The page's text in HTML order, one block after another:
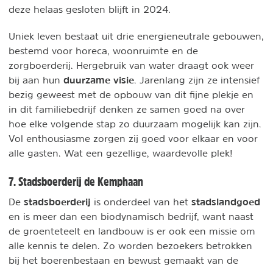
deze helaas gesloten blijft in 2024.
Uniek leven bestaat uit drie energieneutrale gebouwen,
bestemd voor horeca, woonruimte en de
zorgboerderij. Hergebruik van water draagt ook weer
bij aan hun duurzame visie . Jarenlang zijn ze intensief
bezig geweest met de opbouw van dit fijne plekje en
in dit familiebedrijf denken ze samen goed na over
hoe elke volgende stap zo duurzaam mogelijk kan zijn.
Vol enthousiasme zorgen zij goed voor elkaar en voor
alle gasten. Wat een gezellige, waardevolle plek!
7. Stadsboerderij de Kemphaan
De stadsboerderij is onderdeel van het stadslandgoed
en is meer dan een biodynamisch bedrijf, want naast
de groenteteelt en landbouw is er ook een missie om
alle kennis te delen. Zo worden bezoekers betrokken
bij het boerenbestaan en bewust gemaakt van de